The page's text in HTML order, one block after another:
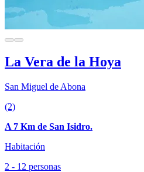
La Vera de la Hoya
San Miguel de Abona
(2)
A 7 Km de San Isidro.
Habitación
2 - 12 personas